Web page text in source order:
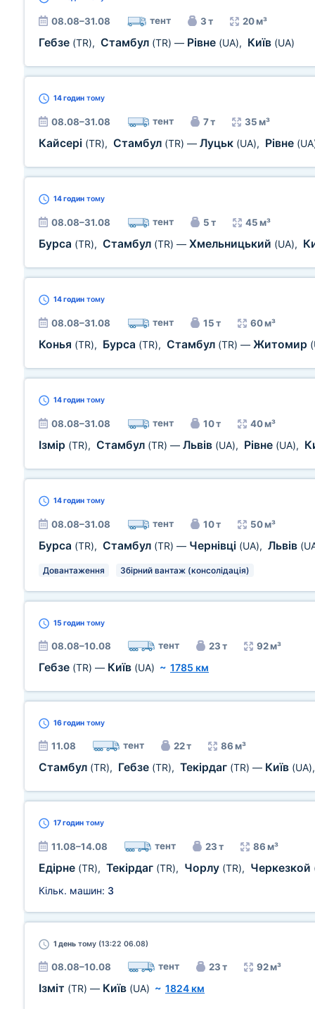
08.08–31.08 тент 3 т 20 м³
Гебзе (TR), Стамбул (TR) — Рівне (UA), Київ (UA)
14 годин тому
08.08–31.08 тент 7 т 35 м³
Кайсері (TR), Стамбул (TR) — Луцьк (UA), Рівне
14 годин тому
08.08–31.08 тент 5 т 45 м³
Бурса (TR), Стамбул (TR) — Хмельницький (UA),
14 годин тому
08.08–31.08 тент 15 т 60 м³
Конья (TR), Бурса (TR), Стамбул (TR) — Житомир
14 годин тому
08.08–31.08 тент 10 т 40 м³
Ізмір (TR), Стамбул (TR) — Львів (UA), Рівне (UA),
14 годин тому
08.08–31.08 тент 10 т 50 м³
Бурса (TR), Стамбул (TR) — Чернівці (UA), Львів
Довантаження Збірний вантаж (консолідація)
15 годин тому
08.08–10.08 тент 23 т 92 м³
Гебзе (TR) — Київ (UA) ~ 1785 км
16 годин тому
11.08 тент 22 т 86 м³
Стамбул (TR), Гебзе (TR), Текірдаг (TR) — Київ (UA)
17 годин тому
11.08–14.08 тент 23 т 86 м³
Едірне (TR), Текірдаг (TR), Чорлу (TR), Черкезкой
Кільк. машин: 3
1 день тому (13:22 06.08)
08.08–10.08 тент 23 т 92 м³
Ізміт (TR) — Київ (UA) ~ 1824 км